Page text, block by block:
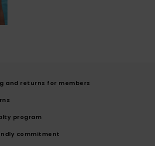
and returns for members
program
commitment